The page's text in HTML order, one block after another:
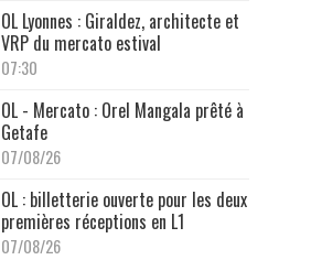
OL Lyonnes : Giraldez, architecte et
VRP du mercato estival
07:30
OL - Mercato : Orel Mangala prêté à
Getafe
07/08/26
OL : billetterie ouverte pour les deux
premières réceptions en L1
07/08/26